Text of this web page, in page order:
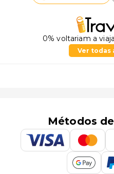
0% voltariam a
Ver todas
Métodos